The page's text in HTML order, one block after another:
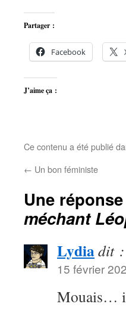
Partager :
Facebook
J’aime ça :
Ce contenu a été publié
← Un bon féministe
Une
méchant
Lydiadit :
15 février
Mouais…